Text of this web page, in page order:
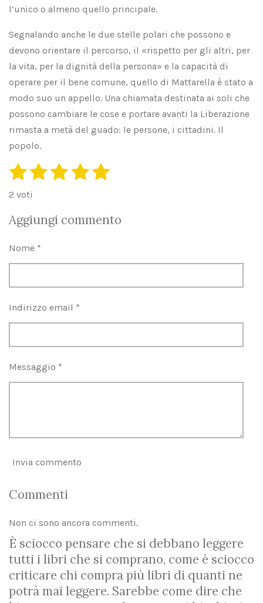
l’unico o almeno quello principale.
Segnalando anche le due stelle polari che possono e
devono orientare il percorso, il «rispetto per gli altri, per
la vita, per la dignità della persona» e la capacità di
operare per il bene comune, quello di Mattarella è stato a
modo suo un appello. Una chiamata destinata ai soli che
possono cambiare le cose e portare avanti la Liberazione
rimasta a metà del guado: le persone, i cittadini. Il
popolo.
V
u
a
z
n
:
l
1
s
e
l
l
a
2
s
e
l
l
e
3
e
l
e
4
e
l
e
5
e
l
e
I
i
o
2 voti
Aggiungi commento
Nome *
Indirizzo email *
Messaggio *
Invia commento
Commenti
Non ci sono ancora commenti.
È sciocco pensare che si debbano leggere
tutti i libri che si comprano, come è sciocco
criticare chi compra più libri di quanti ne
potrà mai leggere. Sarebbe come dire che